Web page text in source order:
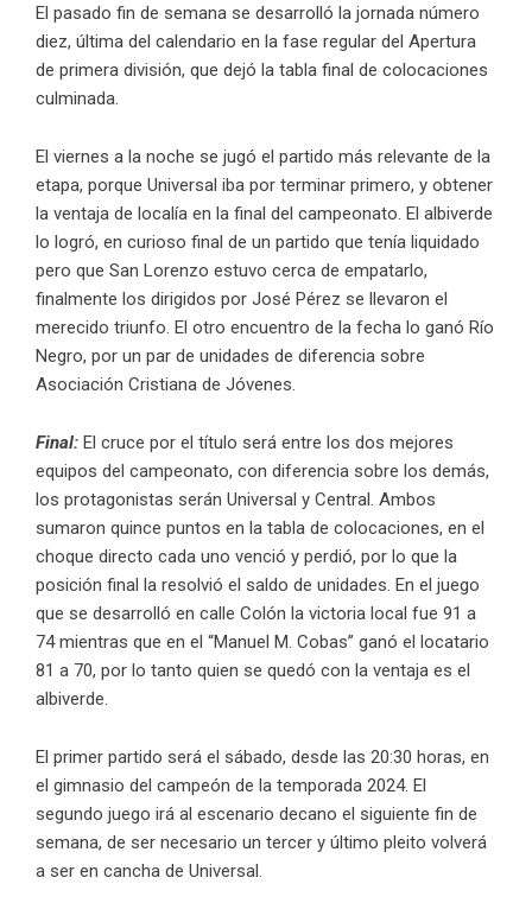
El pasado fin de semana se desarrolló la jornada número
diez, última del calendario en la fase regular del Apertura
de primera división, que dejó la tabla final de colocaciones
culminada.
El viernes a la noche se jugó el partido más relevante de la
etapa, porque Universal iba por terminar primero, y obtener
la ventaja de localía en la final del campeonato. El albiverde
lo logró, en curioso final de un partido que tenía liquidado
pero que San Lorenzo estuvo cerca de empatarlo,
finalmente los dirigidos por José Pérez se llevaron el
merecido triunfo. El otro encuentro de la fecha lo ganó Río
Negro, por un par de unidades de diferencia sobre
Asociación Cristiana de Jóvenes.
Final: El cruce por el título será entre los dos mejores
equipos del campeonato, con diferencia sobre los demás,
los protagonistas serán Universal y Central. Ambos
sumaron quince puntos en la tabla de colocaciones, en el
choque directo cada uno venció y perdió, por lo que la
posición final la resolvió el saldo de unidades. En el juego
que se desarrolló en calle Colón la victoria local fue 91 a
74 mientras que en el “Manuel M. Cobas” ganó el locatario
81 a 70, por lo tanto quien se quedó con la ventaja es el
albiverde.
El primer partido será el sábado, desde las 20:30 horas, en
el gimnasio del campeón de la temporada 2024. El
segundo juego irá al escenario decano el siguiente fin de
semana, de ser necesario un tercer y último pleito volverá
a ser en cancha de Universal.